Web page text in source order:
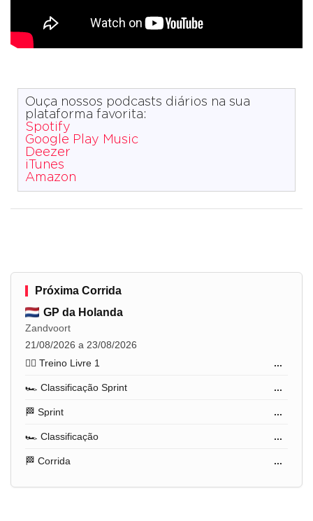
Ouça nossos podcasts diários na sua
plataforma favorita:
Spotify
Google Play Music
Deezer
iTunes
Amazon
Próxima Corrida
GP da Holanda
Zandvoort
21/08/2026 a 23/08/2026
🏋️‍♂️ Treino Livre 1
...
🏎️ Classificação Sprint ...
🏁 Sprint ...
🏎️ Classificação ...
🏁 Corrida ...